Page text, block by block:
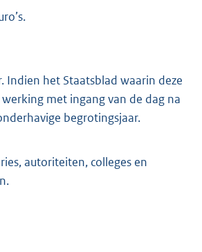
het Staatsblad waarin deze
met ingang van de dag na
begrotingsjaar.
autoriteiten, colleges en